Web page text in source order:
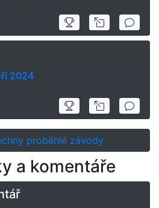
2024
proběhlé závody
a komentáře